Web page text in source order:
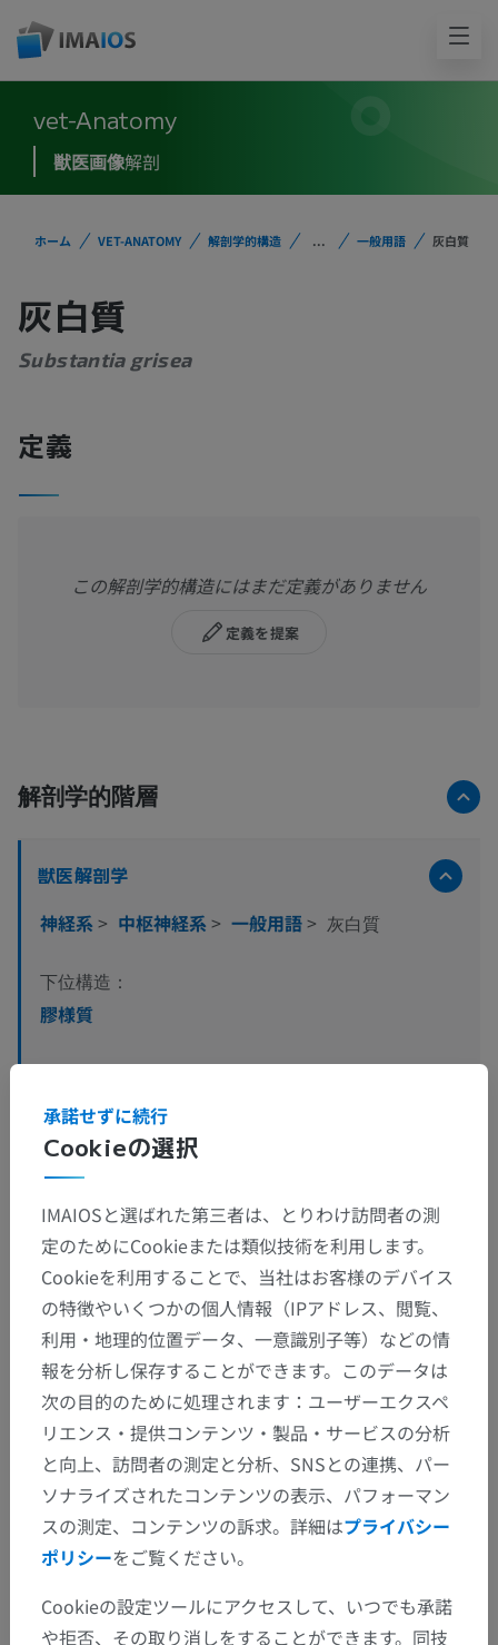
vet-Anatomy
獣医画像解剖
ホーム VET-ANATOMY 解剖学的構造 ... 一般用語 灰白質
灰白質
Substantia grisea
定義
この解剖学的構造にはまだ定義がありません
定義を提案
解剖学的階層
獣医解剖学
神経系> 中枢神経系> 一般用語> 灰白質
下位構造：
膠様質
獣医組織学
人間の比較解剖学
翻訳
間違いを発見しましたか？
修正や翻訳、内容の改善の提案がありましたらどう
ぞお知らせください。
問題を報告
アプリを入手
Cookieの選択
承諾せずに続行
IMAIOSと選ばれた第三者は、とりわけ訪問者の測
定のためにCookieまたは類似技術を利用します。
Cookieを利用することで、当社はお客様のデバイス
の特徴やいくつかの個人情報（IPアドレス、閲覧、
利用・地理的位置データ、一意識別子等）などの情
報を分析し保存することができます。このデータは
次の目的のために処理されます：ユーザーエクスペ
リエンス・提供コンテンツ・製品・サービスの分析
と向上、訪問者の測定と分析、SNSとの連携、パー
ソナライズされたコンテンツの表示、パフォーマン
スの測定、コンテンツの訴求。詳細はプライバシー
ポリシーをご覧ください。
Cookieの設定ツールにアクセスして、いつでも承諾
や拒否、その取り消しをすることができます。同技